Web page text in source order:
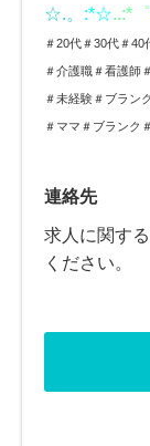
☆.。 :*☆..:*゜
＃20代＃30代＃
＃介護職＃看護師
＃未経験＃ブラン
＃ママ＃ブランク
連絡先
求人に関す
ください。